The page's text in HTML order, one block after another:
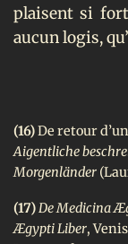
plaisent si
aucun logis,
(16)De retour
Aigentliche
Morgenländer
(17)De Medicina
Ægypti Liber,